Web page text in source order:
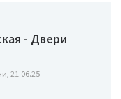
- Двери
21.06.25